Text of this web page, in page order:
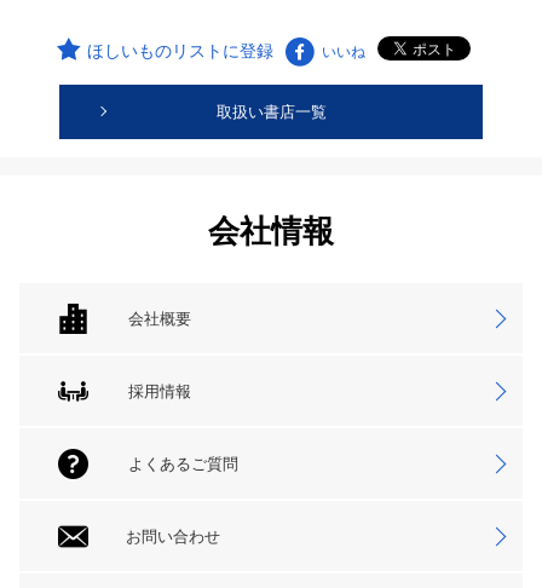
ほしいものリストに登録 いいね
取扱い書店一覧
会社情報
会社概要
採用情報
よくあるご質問
お問い合わせ